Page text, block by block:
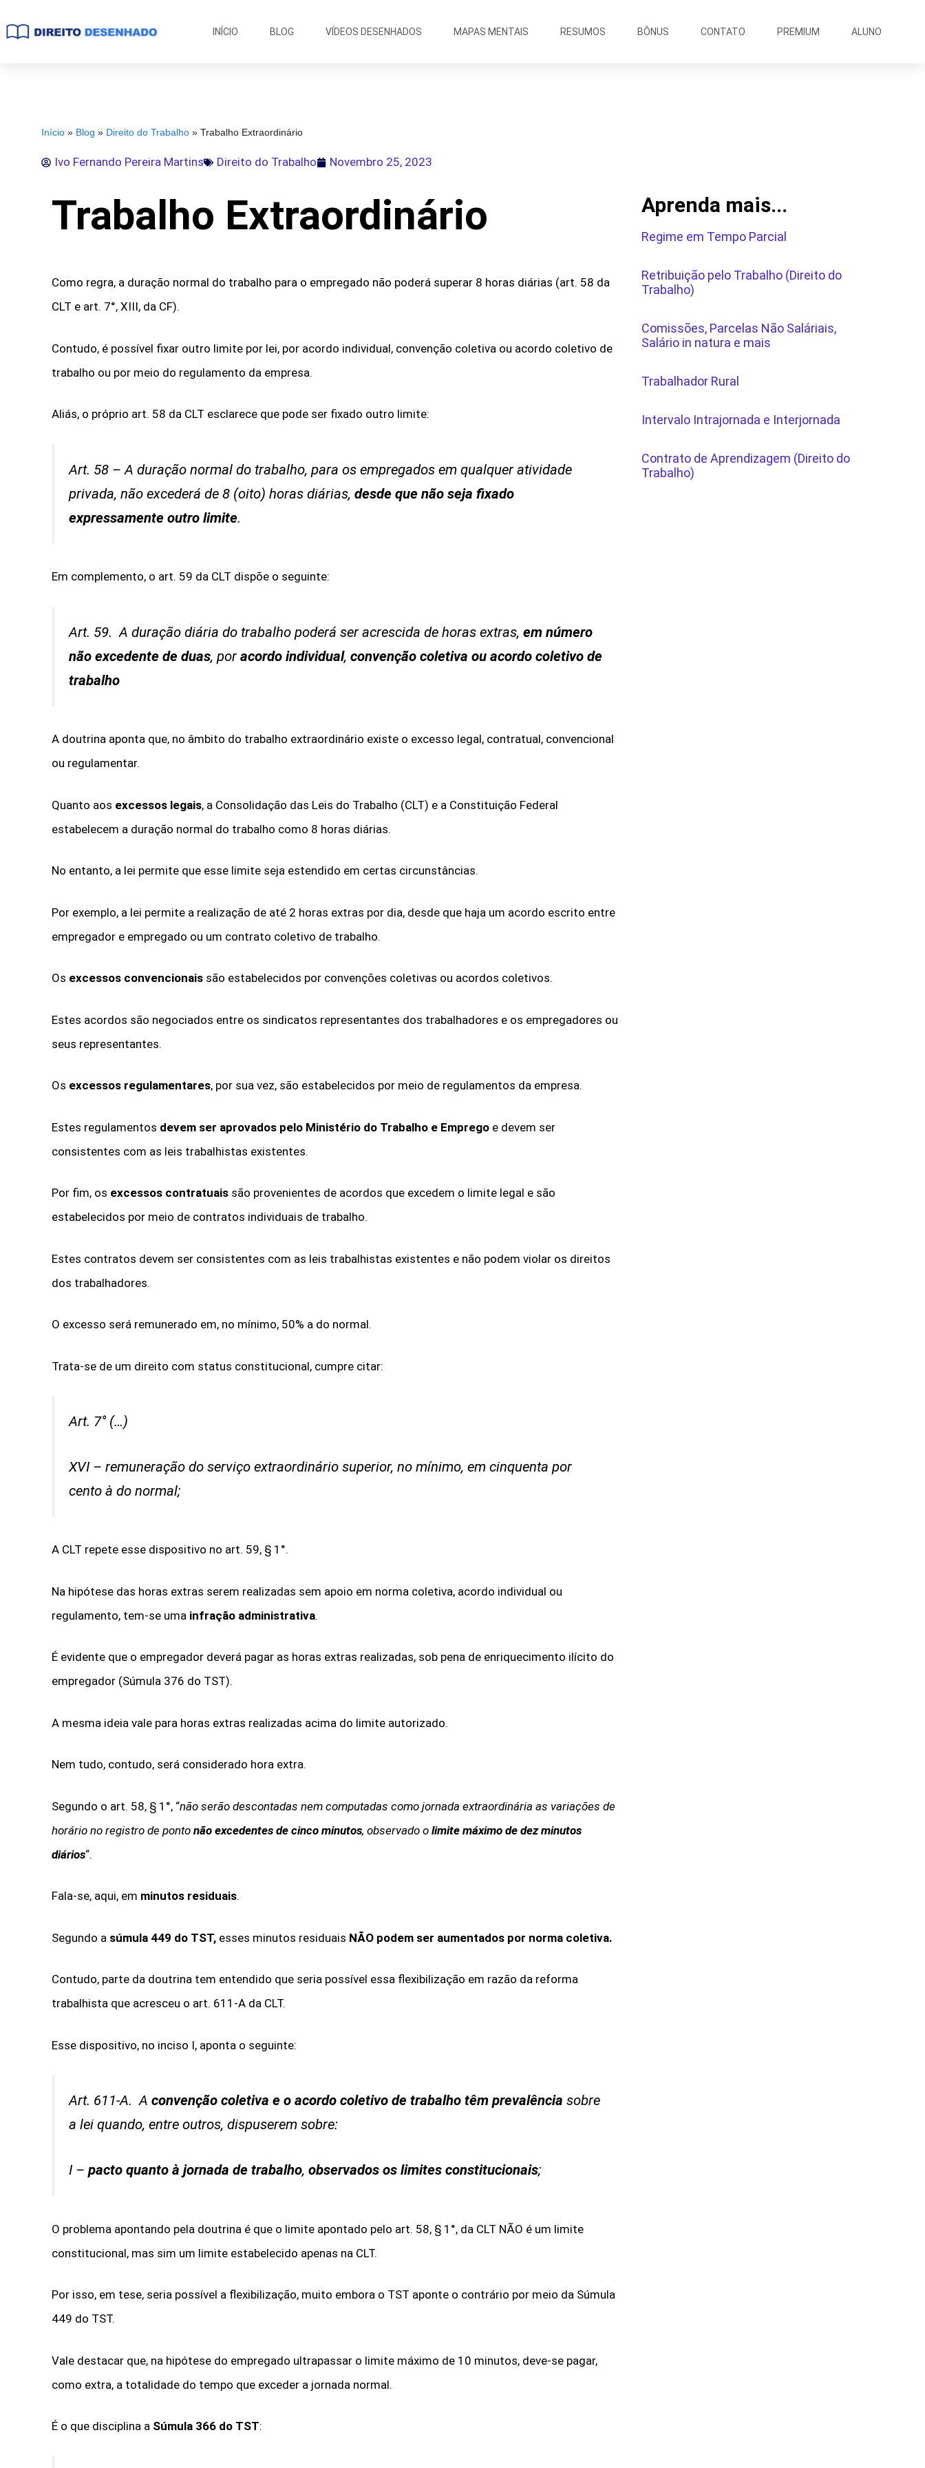
INÍCIO BLOG VÍDEOS DESENHADOS MAPAS MENTAIS RESUMOS BÔNUS CONTATO PREMIUM ALUNO
Início » Blog » Direito do Trabalho » Trabalho Extraordinário
Ivo Fernando Pereira Martins Direito do Trabalho Novembro 25, 2023
Trabalho Extraordinário
Como regra, a duração normal do trabalho para o empregado não poderá superar 8 horas diárias (art. 58 da
CLT e art. 7°, XIII, da CF).
Contudo, é possível fixar outro limite por lei, por acordo individual, convenção coletiva ou acordo coletivo de
trabalho ou por meio do regulamento da empresa.
Aliás, o próprio art. 58 da CLT esclarece que pode ser fixado outro limite:
Art. 58 – A duração normal do trabalho, para os empregados em qualquer atividade
privada, não excederá de 8 (oito) horas diárias, desde que não seja fixado
expressamente outro limite.
Em complemento, o art. 59 da CLT dispõe o seguinte:
Art. 59. A duração diária do trabalho poderá ser acrescida de horas extras, em número
não excedente de duas, poracordo individual, convenção coletiva ou acordo coletivo de
trabalho
A doutrina aponta que, no âmbito do trabalho extraordinário existe o excesso legal, contratual, convencional
ou regulamentar.
Quanto aos excessos legais, a Consolidação das Leis do Trabalho (CLT) e a Constituição Federal
estabelecem a duração normal do trabalho como 8 horas diárias.
No entanto, a lei permite que esse limite seja estendido em certas circunstâncias.
Por exemplo, a lei permite a realização de até 2 horas extras por dia, desde que haja um acordo escrito entre
empregador e empregado ou um contrato coletivo de trabalho.
Os excessos convencionais são estabelecidos por convenções coletivas ou acordos coletivos.
Estes acordos são negociados entre os sindicatos representantes dos trabalhadores e os empregadores ou
seus representantes.
Os excessos regulamentares, por sua vez, são estabelecidos por meio de regulamentos da empresa.
Estes regulamentos devem ser aprovados pelo Ministério do Trabalho e Emprego e devem ser
consistentes com as leis trabalhistas existentes.
Por fim, os excessos contratuais são provenientes de acordos que excedem o limite legal e são
estabelecidos por meio de contratos individuais de trabalho.
Estes contratos devem ser consistentes com as leis trabalhistas existentes e não podem violar os direitos
dos trabalhadores.
O excesso será remunerado em, no mínimo, 50% a do normal.
Trata-se de um direito com status constitucional, cumpre citar:
Art. 7° (…)
XVI – remuneração do serviço extraordinário superior, no mínimo, em cinquenta por
cento à do normal;
A CLT repete esse dispositivo no art. 59, § 1°.
Na hipótese das horas extras serem realizadas sem apoio em norma coletiva, acordo individual ou
regulamento, tem-se uma infração administrativa.
É evidente que o empregador deverá pagar as horas extras realizadas, sob pena de enriquecimento ilícito do
empregador (Súmula 376 do TST).
A mesma ideia vale para horas extras realizadas acima do limite autorizado.
Nem tudo, contudo, será considerado hora extra.
Segundo o art. 58, § 1°, “não serão descontadas nem computadas como jornada extraordinária as variações de
horário no registro de ponto não excedentes de cinco minutos, observado o limite máximo de dez minutos
diários“.
Fala-se, aqui, em minutos residuais.
Segundo a súmula 449 do TST, esses minutos residuais NÃO podem ser aumentados por norma coletiva.
Contudo, parte da doutrina tem entendido que seria possível essa flexibilização em razão da reforma
trabalhista que acresceu o art. 611-A da CLT.
Esse dispositivo, no inciso I, aponta o seguinte:
Art. 611-A. A convenção coletiva e o acordo coletivo de trabalho têm prevalência sobre
a lei quando, entre outros, dispuserem sobre:
I – pacto quanto à jornada de trabalho, observados os limites constitucionais;
O problema apontando pela doutrina é que o limite apontado pelo art. 58, § 1°, da CLT NÃO é um limite
constitucional, mas sim um limite estabelecido apenas na CLT.
Por isso, em tese, seria possível a flexibilização, muito embora o TST aponte o contrário por meio da Súmula
449 do TST.
Vale destacar que, na hipótese do empregado ultrapassar o limite máximo de 10 minutos, deve-se pagar,
como extra, a totalidade do tempo que exceder a jornada normal.
É o que disciplina a Súmula 366 do TST:
Aprenda mais...
Regime em Tempo Parcial
Retribuição pelo Trabalho (Direito do
Trabalho)
Comissões, Parcelas Não Saláriais,
Salário in natura e mais
Trabalhador Rural
Intervalo Intrajornada e Interjornada
Contrato de Aprendizagem (Direito do
Trabalho)